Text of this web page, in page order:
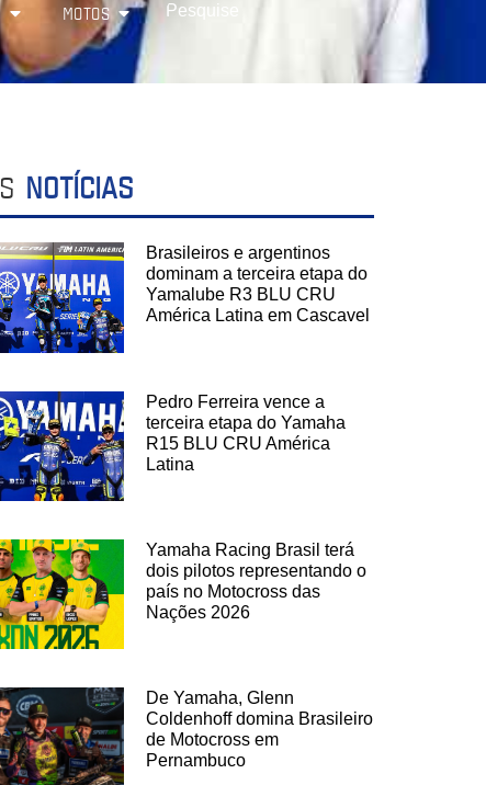
MOTOS
NOTÍCIAS
Brasileiros e argentinos
dominam a terceira etapa do
Yamalube R3 BLU CRU
América Latina em Cascavel
Pedro Ferreira vence a
terceira etapa do Yamaha
R15 BLU CRU América
Latina
Yamaha Racing Brasil terá
dois pilotos representando o
país no Motocross das
Nações 2026
De Yamaha, Glenn
Coldenhoff domina Brasileiro
de Motocross em
Pernambuco